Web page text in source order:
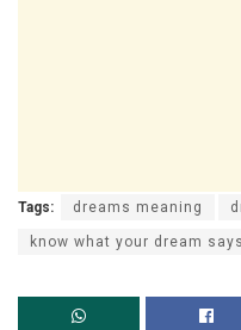
Tags: dreams meaning
know what your dream says